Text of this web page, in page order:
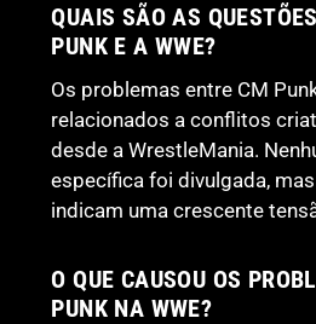
QUAIS SÃO AS
PUNK E A WWE?
Os problemas entre CM
relacionados a conflitos
desde a WrestleMania.
específica foi divulgada,
indicam uma crescente
O QUE CAUSOU OS
PUNK NA WWE?